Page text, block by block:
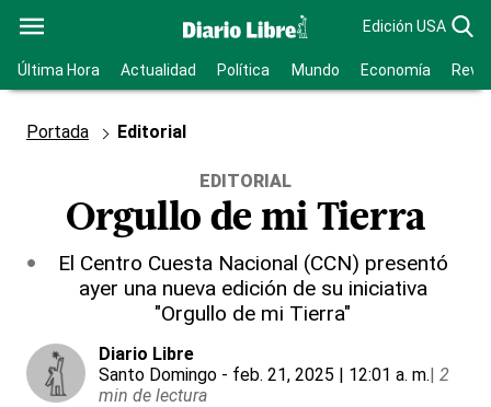
Edición USA
Última Hora Actualidad Política Mundo Economía
Portada Editorial
EDITORIAL
Orgullo de mi Tierra
El Centro Cuesta Nacional (CCN) presentó
ayer una nueva edición de su iniciativa
"Orgullo de mi Tierra"
Diario Libre
Santo Domingo - feb. 21, 2025 | 12:01 a. m.| 2
min de lectura